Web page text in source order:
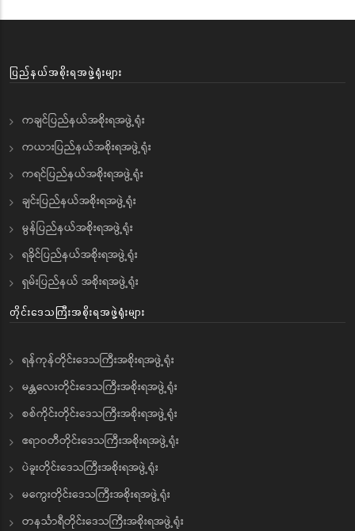
ပြည်နယ်အစိုးရအဖွဲ့ရုံးများ
ကချင်ပြည်နယ်အစိုးရအဖွဲ့ရုံး
ကယားပြည်နယ်အစိုးရအဖွဲ့ရုံး
ကရင်ပြည်နယ်အစိုးရအဖွဲ့ရုံး
ချင်းပြည်နယ်အစိုးရအဖွဲ့ရုံး
မွန်ပြည်နယ်အစိုးရအဖွဲ့ရုံး
ရခိုင်ပြည်နယ်အစိုးရအဖွဲ့ရုံး
ရှမ်းပြည်နယ် အစိုးရအဖွဲ့ရုံး
တိုင်းဒေသကြီးအစိုးရအဖွဲ့ရုံးများ
ရန်ကုန်တိုင်းဒေသကြီးအစိုးရအဖွဲ့ရုံး
မန္တလေးတိုင်းဒေသကြီးအစိုးရအဖွဲ့ရုံး
စစ်ကိုင်းတိုင်းဒေသကြီးအစိုးရအဖွဲ့ရုံး
ဧရာဝတီတိုင်းဒေသကြီးအစိုးရအဖွဲ့ရုံး
ပဲခူးတိုင်းဒေသကြီးအစိုးရအဖွဲ့ရုံး
မကွေးတိုင်းဒေသကြီးအစိုးရအဖွဲ့ရုံး
တနင်္သာရီတိုင်းဒေသကြီးအစိုးရအဖွဲ့ရုံး